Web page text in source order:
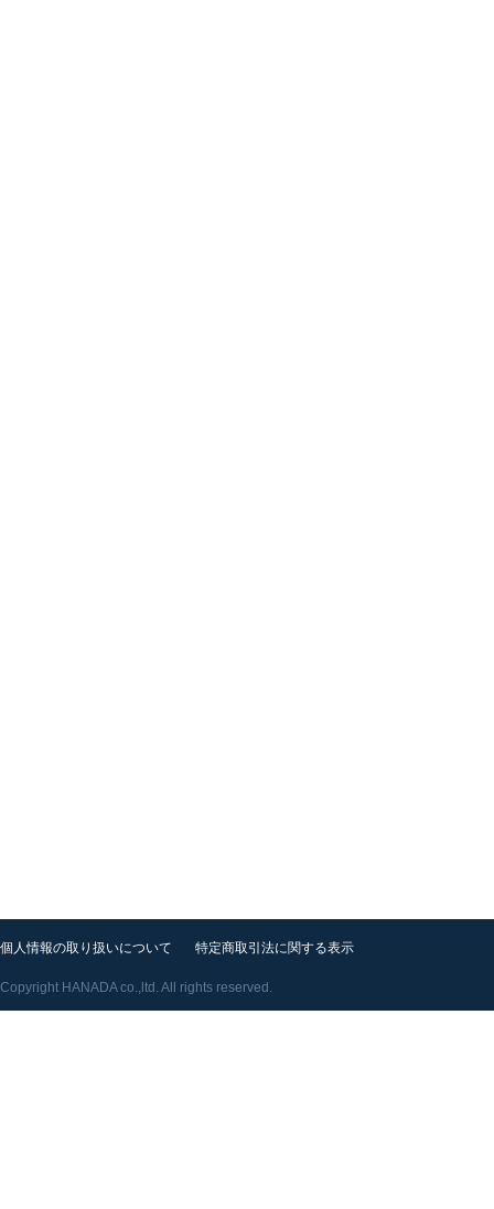
個人情報の取り扱いについて 特定商取引法に関する表示
Copyright HANADA co.,ltd. All rights reserved.